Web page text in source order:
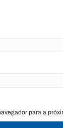
para a